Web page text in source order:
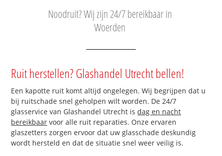
Noodruit? Wij zijn 24/7 bereikbaar in
Woerden
Ruit herstellen? Glashandel Utrecht bellen!
Een kapotte ruit komt altijd ongelegen. Wij begrijpen dat u
bij ruitschade snel geholpen wilt worden. De 24/7
glasservice van Glashandel Utrecht isdag en nacht
bereikbaar voor alle ruit reparaties. Onze ervaren
glaszetters zorgen ervoor dat uw glasschade deskundig
wordt hersteld en dat de situatie snel weer veilig is.